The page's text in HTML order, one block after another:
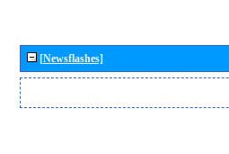
[Newsflashes]